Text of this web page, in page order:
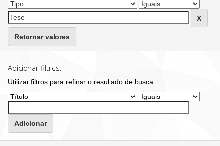
Retornar valores
Adicionar filtros:
Utilizar filtros para refinar o resultado de busca.